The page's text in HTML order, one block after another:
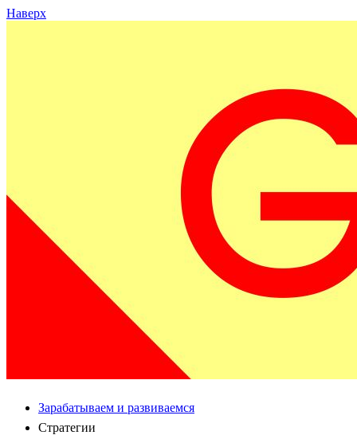
Наверх
Зарабатываем и развиваемся
Стратегии